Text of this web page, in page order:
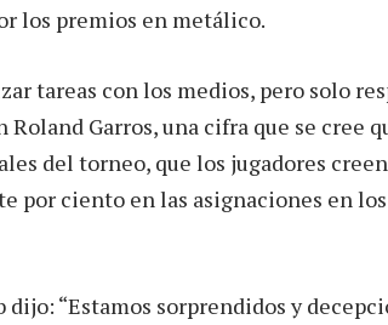
los premios en metálico.
tareas con los medios, pero solo
Garros, una cifra que se cree
del torneo, que los jugadores
por ciento en las asignaciones en
“Estamos sorprendidos y